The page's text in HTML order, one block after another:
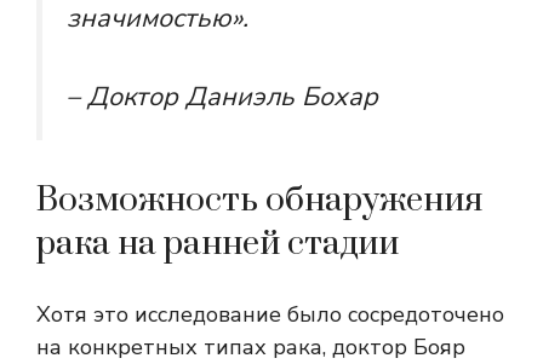
значимостью».
– Доктор Даниэль Бохар
Возможность обнаружения
рака на ранней стадии
Хотя это исследование было сосредоточено
на конкретных типах рака, доктор Бояр